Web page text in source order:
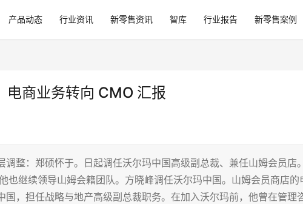
产品动态 行业资讯 新零售资讯 智库 行业报告 新零售案例
电商业务转向 CMO 汇报
调整：郑硕怀于。日起调任沃尔玛中国高级副总裁、兼任山姆会员店
也继续领导山姆会籍团队。方晓峰调任沃尔玛中国。山姆会员商店的
国，担任战略与地产高级副总裁职务。在加入沃尔玛前，他曾在管理